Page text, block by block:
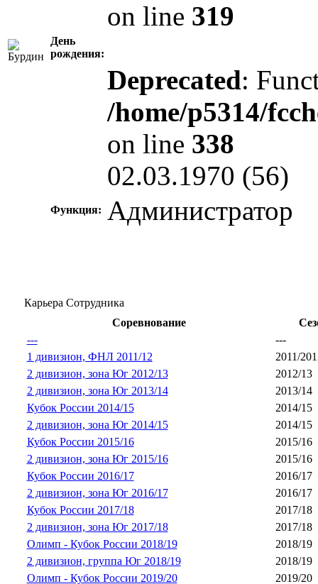
День
рождения:
on line 319
Deprecated:
/home/p5314/
on line 338
02.03.1970 (56)
Функция: Администратор
Карьера Сотрудника
Соревнование
---
---
1 дивизион, ФНЛ 2011/12
2011/
2 дивизион, зона Юг 2012/13
2012/13
2 дивизион, зона Юг 2013/14
2013/14
Кубок России 2014/15
2014/15
2 дивизион, зона Юг 2014/15
2014/15
Кубок России 2015/16
2015/16
2 дивизион, зона Юг 2015/16
2015/16
Кубок России 2016/17
2016/17
2 дивизион, зона Юг 2016/17
2016/17
Кубок России 2017/18
2017/18
2 дивизион, зона Юг 2017/18
2017/18
Олимп - Кубок России 2018/19
2018/19
2 дивизион, группа Юг 2018/19
2018/19
Олимп - Кубок России 2019/20
2019/20